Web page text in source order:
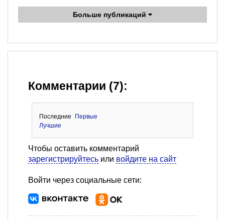
Больше публикаций
Комментарии (7):
Последние
Первые
Лучшие
Чтобы оставить комментарий
зарегистрируйтесь или войдите на сайт
Войти через социальные сети: